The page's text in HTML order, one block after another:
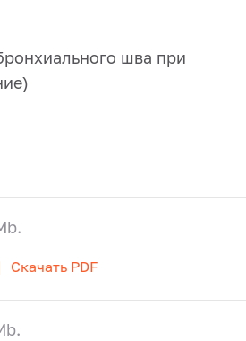
шва при
Скачать PDF